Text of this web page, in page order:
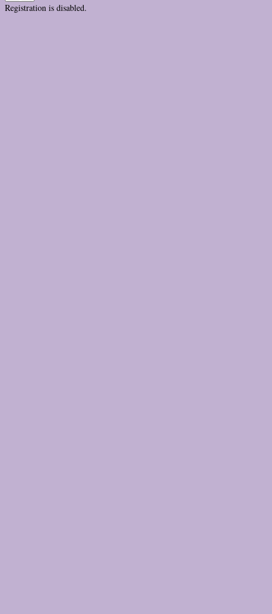
Registration is disabled.